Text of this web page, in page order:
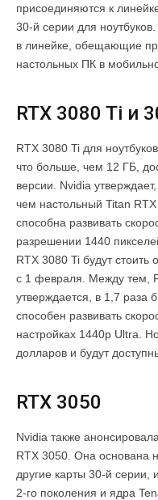
присоединяются к
30-й серии для
в линейке, обещающие
настольных ПК в
RTX 3080 Ti и
RTX 3080 Ti для
что больше, чем 12 ГБ,
версии. Nvidia
чем настольный Titan
способна развивать
разрешении 1440
RTX 3080 Ti будут стоить
с 1 февраля. Между тем,
утверждается, в 1,7 раза
способен развивать
настройках 1440p Ultra.
долларов и будут
RTX 3050
Nvidia также
RTX 3050. Она основана
другие карты 30-й серии,
2-го поколения и ядра